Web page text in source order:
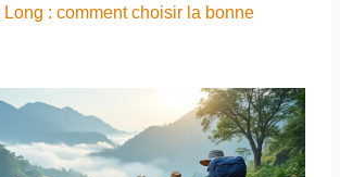
: comment choisir la bonne